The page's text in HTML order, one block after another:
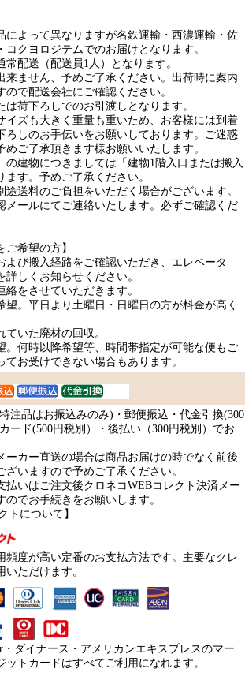
によって異なりますが名鉄運輸・西濃運輸・佐
コクヨロジテムでのお届けとなります。
常配送（配送員1人）となります。
来ません、予めご了承ください。出荷時に案内
ので配送会社にご確認ください。
は荷下ろしでのお引渡しとなります。
イズも大きく重量も重いため、お客様には到着
ろしのお手伝いをお願いしております。ご迷惑
めご了承頂きます様お願いいたします。
の建物につきましては「建物1階入口または搬入
ます。予めご了承ください。
送料のご負担をいただく場合がございます。
メールにてご連絡いたします。必ずご確認くだ
ご希望の方】
よび搬入経路をご確認いただき、エレベータ
しくお知らせください。
をさせていただきます。
。平日より土曜日・日曜日の方が料金が高く
いた廃材の回収。
何時以降希望等、時間帯指定が可能な便もご
てお受けできない場合もあります。
注品はお振込みのみ)・郵便振込・代金引換(300
ード(500円税別）・後払い（300円税別）でお
カー直送の場合は商品お届けの時でなく前後
ざいますので予めご了承ください。
いはご注文後クロネコWEBコレクト決済メー
のでお手続きをお願いします。
トについて】
頻度が高い定番のお支払方法です。主要なクレ
ただけます。
・ダイナース・アメリカンエキスプレスのマー
ットカードはすべてご利用になれます。